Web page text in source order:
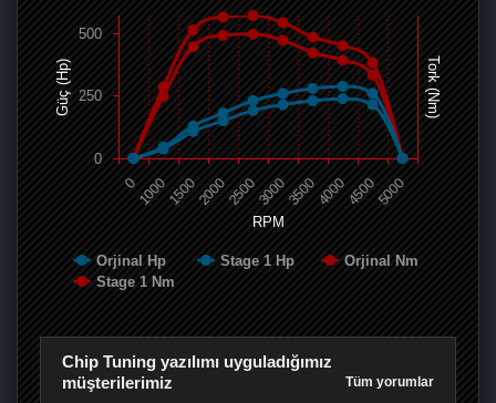
RPM
Güç (Hp) Tork (Nm)
Orjinal Hp Stage 1 Hp
Orjinal Nm
Stage 1 Nm
0 100015002000250030003500400045005000
0
250
500
Chip Tuning yazılımı uyguladığımız
müşterilerimiz
Tüm yorumlar